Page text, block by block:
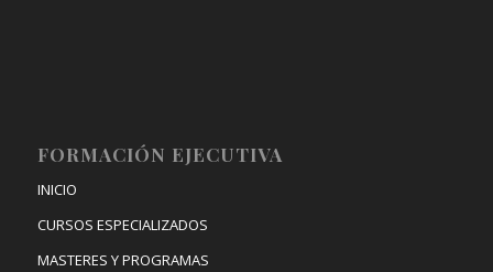
FORMACIÓN EJECUTIVA
INICIO
CURSOS ESPECIALIZADOS
MASTERES Y PROGRAMAS